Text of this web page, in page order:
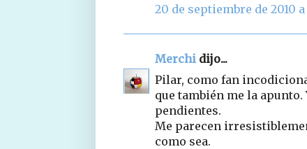
20 de septiembre de 2010 a
Merchi dijo...
Pilar, como fan
que también me la apunto.
pendientes.
Me parecen
como sea.